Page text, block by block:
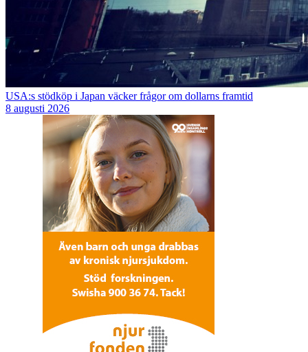
USA:s stödköp i Japan väcker frågor om dollarns framtid
8 augusti 2026